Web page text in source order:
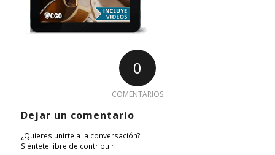
0
COMENTARIOS
Dejar un comentario
¿Quieres unirte a la conversación?
Siéntete libre de contribuir!